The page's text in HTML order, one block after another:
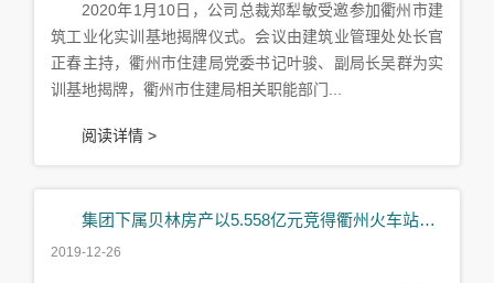
2020年1月10日，公司总裁郑犁敏受邀参加衢州市建
筑工业化实训基地揭牌仪式。会议由建筑业管理处处长官
正春主持，衢州市住建局党委书记叶骏、副局长吴群为实
训基地揭牌，衢州市住建局相关职能部门...
阅读详情 >
集团下属贝林房产以5.558亿元竞得衢州火车站片区城南小学南侧西地块开发权
2019-12-26